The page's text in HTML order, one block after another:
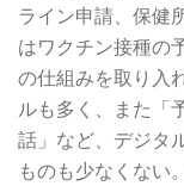
ライン申請、保健
はワクチン接種の
の仕組みを取り入
ルも多く、また「
話」など、デジタ
ものも少なくない